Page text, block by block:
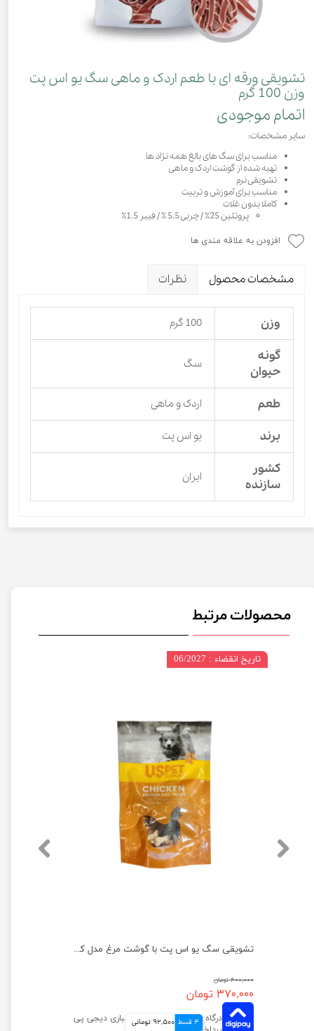
تشویقی ورقه ای با طعم اردک و ماهی سگ یو اس پت
وزن 100 گرم
اتمام موجودی
سایر مشخصات:
مناسب برای سگ های بالغ همه نژاد ها
تهیه شده از گوشت اردک و ماهی
تشویقی نرم
مناسب برای آموزش و تربیت
کاملا بدون غلات
پروتئین 25٪ / چربی 5.5 ٪‌ / فیبر 1.5٪
افزودن به علاقه مندی ها
مشخصات محصول نظرات
وزن 100 گرم
گونه
حیوان
سگ
طعم اردک و ماهی
برند یو اس پت
کشور
سازنده
ایران
محصولات مرتبط
تشویقی سگ یو اس پت با گوشت مرغ مدل کتف مرغ وزن 100 گرم
۴۰۰,۰۰۰ تومان
۳۷۰,۰۰۰ تومان
4 قسط 92,500 تومانی
تاریخ انقضاء : 06/2027